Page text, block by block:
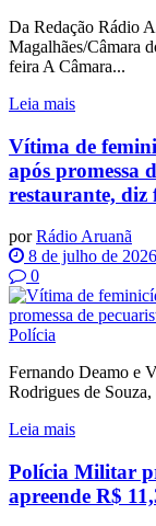
Da Redação Rádio
Magalhães/Câmara
feira A Câmara...
Leia mais
Vítima de
após promessa
restaurante, diz
por Rádio Aruanã
8 de julho de 2026
0
Polícia
Fernando Deamo e
Rodrigues de
Leia mais
Polícia Militar
apreende R$